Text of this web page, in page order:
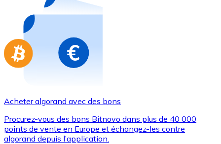
Achetez des cartes-cadeaux de vos marques
Aller à la boutique de cartes-cadeaux
Acheter algorand avec des bons
Procurez-vous des bons Bitnovo dans plus de 40 000
points de vente en Europe et échangez-les contre
algorand depuis l’application.